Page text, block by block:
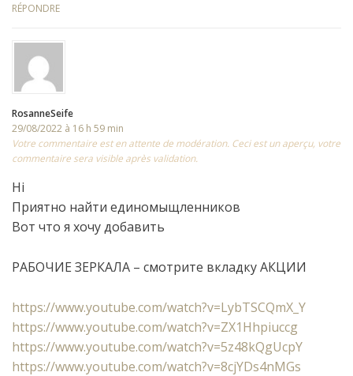
RÉPONDRE
RosanneSeife
29/08/2022 à 16 h 59 min
Votre commentaire est en attente de modération. Ceci est un aperçu, votre
commentaire sera visible après validation.
Hi
Приятно найти единомыщленников
Вот что я хочу добавить
РАБОЧИЕ ЗЕРКАЛА – смотрите вкладку АКЦИИ
https://www.youtube.com/watch?v=LybTSCQmX_Y
https://www.youtube.com/watch?v=ZX1Hhpiuccg
https://www.youtube.com/watch?v=5z48kQgUcpY
https://www.youtube.com/watch?v=8cjYDs4nMGs